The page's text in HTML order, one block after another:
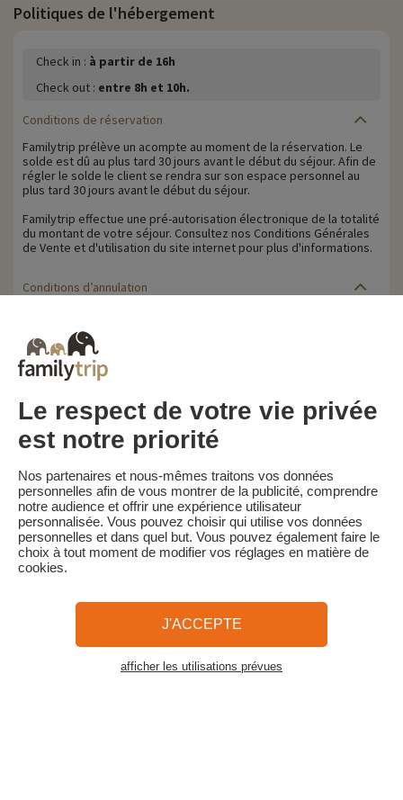
Politiques de l'hébergement
Check in : à partir de 16h
Check out : entre 8h et 10h.
Conditions de réservation
Familytrip prélève un acompte au moment de la réservation. Le
solde est dû au plus tard 30 jours avant le début du séjour. Afin de
régler le solde le client se rendra sur son espace personnel au
plus tard 30 jours avant le début du séjour.
Familytrip effectue une pré-autorisation électronique de la totalité
du montant de votre séjour. Consultez nos Conditions Générales
de Vente et d'utilisation du site internet pour plus d'informations.
Conditions d’annulation
début du séjour. Le client reçoit un rappel de paiement du solde
de la réservation par e-mail 35 jours avant le début du séjour.
Les pénalités d'annulation sont calculées sur la base du barème
suivant :
• Annulation 30 jours ou plus avant la date de début du séjour :
acompte conservé
• Annulation moins de 30 jours avant la date de début du séjour :
100 % du prix du séjour
Familytrip vous conseille de souscrire l'assurance annulation de
son partenaire AREAS Assurances. Souscrivez au moment de la
réservation ou dans les 24h suivant votre réservation par
téléphone.
CGV et Charte de Confidentialité
La Presse parle de nous
Plan du site
Le respect de votre vie privée
est notre priorité
Nos partenaires et nous-mêmes traitons vos données
personnelles afin de vous montrer de la publicité, comprendre
notre audience et offrir une expérience utilisateur
personnalisée. Vous pouvez choisir qui utilise vos données
personnelles et dans quel but. Vous pouvez également faire le
choix à tout moment de modifier vos réglages en matière de
cookies.
J'ACCEPTE
afficher les utilisations prévues